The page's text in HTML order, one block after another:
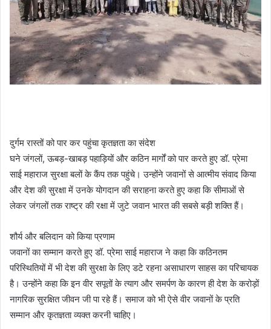
दुर्गम रास्तों को पार कर पहुंचा कृतज्ञता का संदेश
घने जंगलों, ऊबड़-खाबड़ पहाड़ियों और कठिन मार्गों को पार करते हुए डॉ. प्रेमा
साई महाराज सुरक्षा बलों के कैंप तक पहुंचे। उन्होंने जवानों से आत्मीय संवाद किया
और देश की सुरक्षा में उनके योगदान की सराहना करते हुए कहा कि सीमाओं से
लेकर जंगलों तक राष्ट्र की रक्षा में जुटे जवान भारत की सबसे बड़ी शक्ति हैं।
शौर्य और बलिदान को किया प्रणाम
जवानों का सम्मान करते हुए डॉ. प्रेमा साई महाराज ने कहा कि कठिनतम
परिस्थितियों में भी देश की सुरक्षा के लिए डटे रहना असाधारण साहस का परिचायक
है। उन्होंने कहा कि इन वीर सपूतों के त्याग और समर्पण के कारण ही देश के करोड़ों
नागरिक सुरक्षित जीवन जी पा रहे हैं। समाज को भी ऐसे वीर जवानों के प्रति
सम्मान और कृतज्ञता व्यक्त करनी चाहिए।